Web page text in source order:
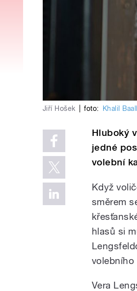
Jiří Hošek foto: Khalil
Hluboký
jedné
volební
Když
směrem
hlasů si
volebního
Vera